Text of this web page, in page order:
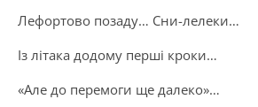
Лефортово позаду… Сни-лелеки…
Із літака додому перші кроки…
«Але до перемоги ще далеко»…